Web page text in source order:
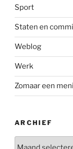
Sport
Staten en
Weblog
Werk
Zomaar een
ARCHIEF